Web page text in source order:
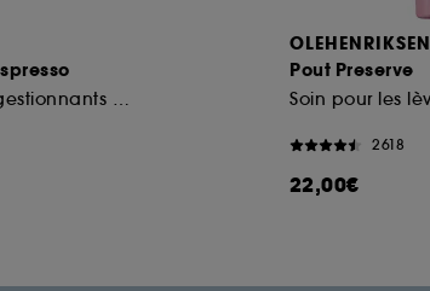
Patchs décongestionnants à la caféine et au thé vert
OLEHENRIKSEN
Pout Preserve
2618
22,00€